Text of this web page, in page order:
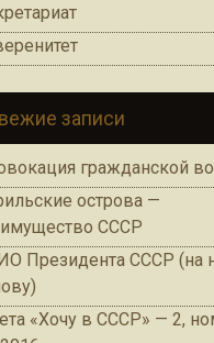
записи
гражданской
острова —
СССР
Президента СССР (на
«Хочу в СССР» — 2,